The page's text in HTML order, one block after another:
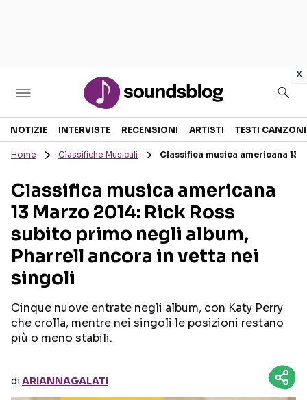
x
Sezioni
RECENSIONI MUSICALI
INTERVISTE
GOSSIP E CURIOSITÀ
TESTI CANZONI
TOUR ED EVENTI
TALENT SHOW
Seguici sui social
NOTIZIE INTERVISTE RECENSIONI ARTISTI TESTI CANZONI
Home Classifiche Musicali Classifica musica americana 13
Classifica musica americana
13 Marzo 2014: Rick Ross
subito primo negli album,
Pharrell ancora in vetta nei
singoli
Cinque nuove entrate negli album, con Katy Perry
che crolla, mentre nei singoli le posizioni restano
più o meno stabili.
diARIANNAGALATI